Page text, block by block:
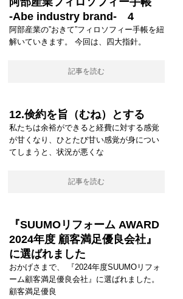
-Abe industry brand- 4
阿部産業の”おきて”フィロソフィー手帳を紐
解いていきます。 今回は、四大指針。
記事を読む
12.倹約を旨（むね）とする
私たちは余裕ができると経費に対する感覚
が甘くなり、ひとたび甘い感覚が身につい
てしまうと、状況が悪くな
記事を読む
『SUUMOリフォーム AWARD
2024年度 顧客満足優良会社』
に選ばれました
おかげさまで、 『2024年度SUUMOリフォ
ーム顧客満足優良会社』に選ばれました。
顧客満足優良